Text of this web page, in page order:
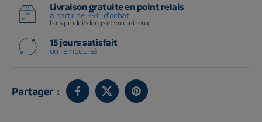
Livraison gratuite en point relais
à partir de 79€ d'achat
hors produits longs et volumineux
15 jours satisfait
ou remboursé
Partager :